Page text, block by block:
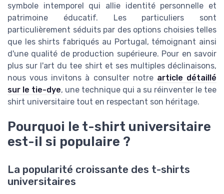
symbole intemporel qui allie identité personnelle et
patrimoine éducatif. Les particuliers sont
particulièrement séduits par des options choisies telles
que les shirts fabriqués au Portugal, témoignant ainsi
d'une qualité de production supérieure. Pour en savoir
plus sur l'art du tee shirt et ses multiples déclinaisons,
nous vous invitons à consulter notre article détaillé
sur le tie-dye, une technique qui a su réinventer le tee
shirt universitaire tout en respectant son héritage.
Pourquoi le t-shirt universitaire
est-il si populaire ?
La popularité croissante des t-shirts
universitaires